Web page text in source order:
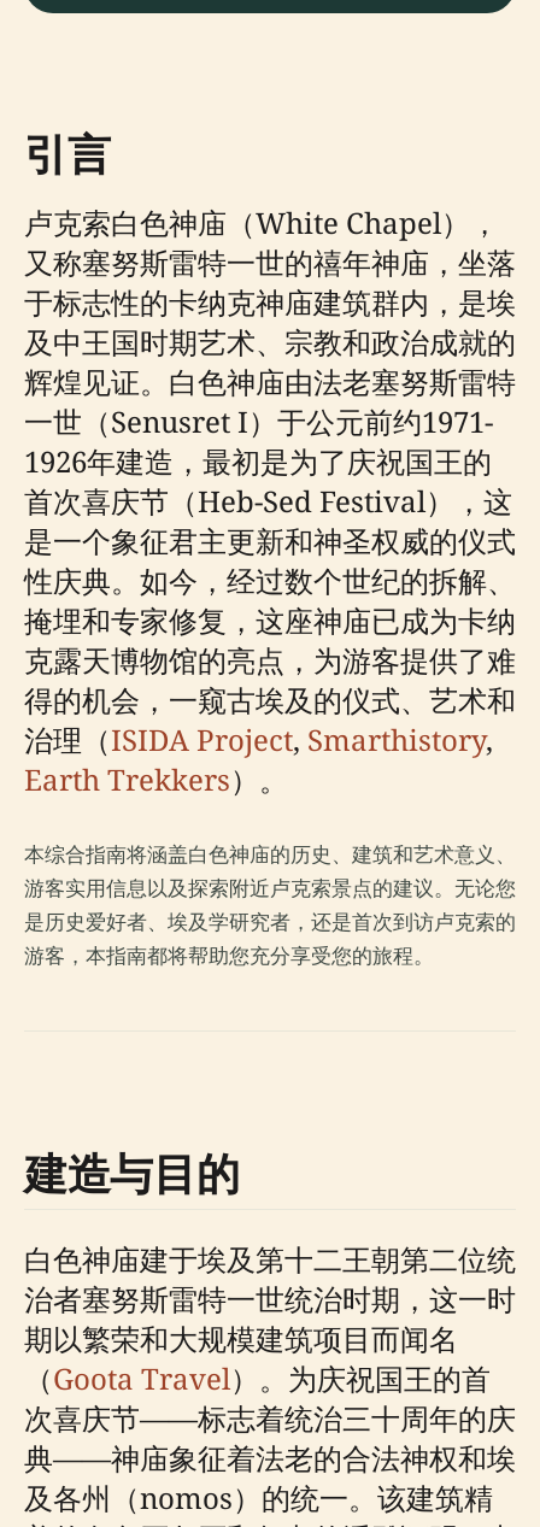
引言
卢克索白色神庙（White Chapel），
又称塞努斯雷特一世的禧年神庙，坐落
于标志性的卡纳克神庙建筑群内，是埃
及中王国时期艺术、宗教和政治成就的
辉煌见证。白色神庙由法老塞努斯雷特
一世（Senusret I）于公元前约1971-
1926年建造，最初是为了庆祝国王的
首次喜庆节（Heb-Sed Festival），这
是一个象征君主更新和神圣权威的仪式
性庆典。如今，经过数个世纪的拆解、
掩埋和专家修复，这座神庙已成为卡纳
克露天博物馆的亮点，为游客提供了难
得的机会，一窥古埃及的仪式、艺术和
治理（ISIDA Project, Smarthistory,
Earth Trekkers）。
本综合指南将涵盖白色神庙的历史、建筑和艺术意义、
游客实用信息以及探索附近卢克索景点的建议。无论您
是历史爱好者、埃及学研究者，还是首次到访卢克索的
游客，本指南都将帮助您充分享受您的旅程。
建造与目的
白色神庙建于埃及第十二王朝第二位统
治者塞努斯雷特一世统治时期，这一时
期以繁荣和大规模建筑项目而闻名
（Goota Travel）。为庆祝国王的首
次喜庆节——标志着统治三十周年的庆
典——神庙象征着法老的合法神权和埃
及各州（nomos）的统一。该建筑精